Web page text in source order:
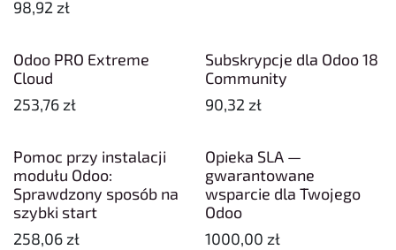
98,92 zł
Odoo PRO Extreme
Cloud
253,76 zł
Subskrypcje dla Odoo 18
Community
90,32 zł
Pomoc przy instalacji
modułu Odoo:
Sprawdzony sposób na
szybki start
258,06 zł
Opieka SLA —
gwarantowane
wsparcie dla Twojego
Odoo
1000,00 zł